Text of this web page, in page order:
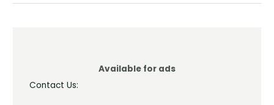
Available for ads
Contact Us: